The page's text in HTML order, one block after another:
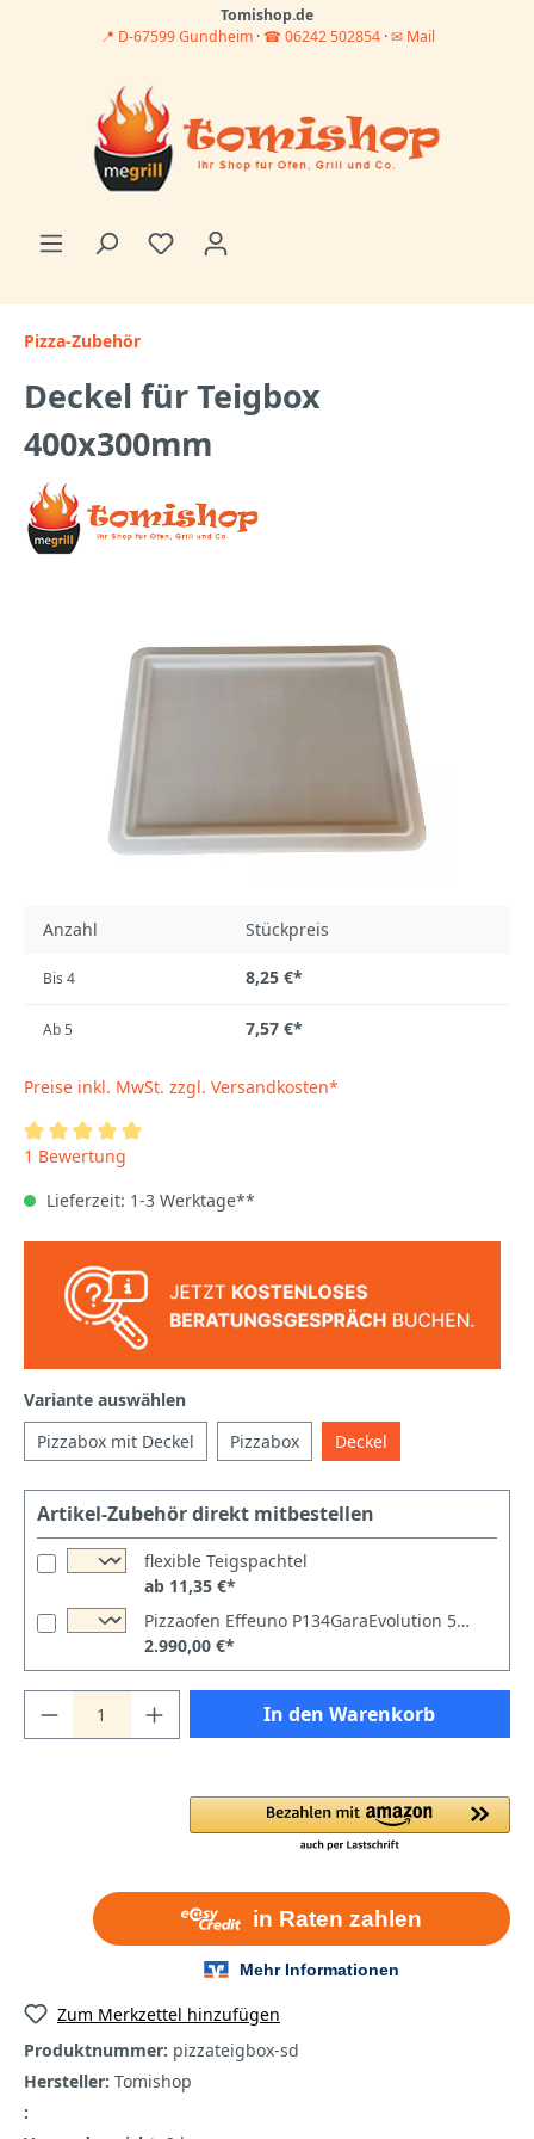
Tomishop.de
📍 D-67599 Gundheim · ☎ 06242 502854·✉ Mail
Pizza-Zubehör
Deckel für Teigbox
400x300mm
Anzahl Stückpreis
Bis 4 8,25 €*
Ab5 7,57 €*
Preise inkl. MwSt. zzgl. Versandkosten*
1 Bewertung
Lieferzeit: 1-3 Werktage**
Variante auswählen
Pizzabox mit Deckel
Pizzabox Deckel
Artikel-Zubehör direkt mitbestellen
flexible Teigspachtel
ab 11,35 €*
Pizzaofen Effeuno P134GaraEvolution 550°C, 230V
2.990,00 €*
In den Warenkorb
Zum Merkzettel hinzufügen
Produktnummer: pizzateigbox-sd
Hersteller: Tomishop
: